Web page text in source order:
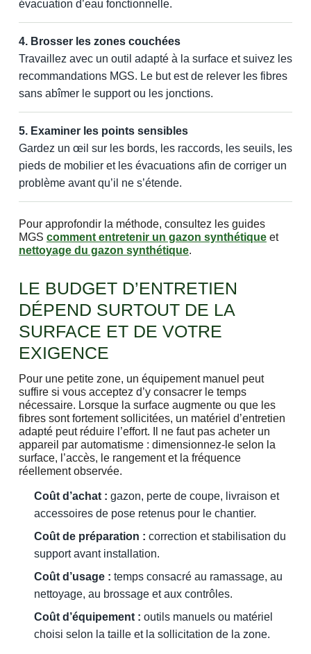
évacuation d’eau fonctionnelle.
4. Brosser les zones couchées
Travaillez avec un outil adapté à la surface et suivez les
recommandations MGS. Le but est de relever les fibres
sans abîmer le support ou les jonctions.
5. Examiner les points sensibles
Gardez un œil sur les bords, les raccords, les seuils, les
pieds de mobilier et les évacuations afin de corriger un
problème avant qu’il ne s’étende.
Pour approfondir la méthode, consultez les guides
MGS comment entretenir un gazon synthétique et
nettoyage du gazon synthétique.
LE BUDGET D’ENTRETIEN
DÉPEND SURTOUT DE LA
SURFACE ET DE VOTRE
EXIGENCE
Pour une petite zone, un équipement manuel peut
suffire si vous acceptez d’y consacrer le temps
nécessaire. Lorsque la surface augmente ou que les
fibres sont fortement sollicitées, un matériel d’entretien
adapté peut réduire l’effort. Il ne faut pas acheter un
appareil par automatisme : dimensionnez-le selon la
surface, l’accès, le rangement et la fréquence
réellement observée.
Coût d’achat : gazon, perte de coupe, livraison et
accessoires de pose retenus pour le chantier.
Coût de préparation : correction et stabilisation du
support avant installation.
Coût d’usage : temps consacré au ramassage, au
nettoyage, au brossage et aux contrôles.
Coût d’équipement : outils manuels ou matériel
choisi selon la taille et la sollicitation de la zone.